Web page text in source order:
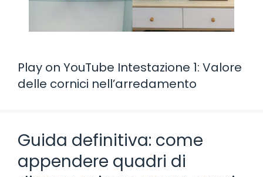
Play on YouTube Intestazione 1: Valore
delle cornici nell’arredamento
Guida definitiva: come
appendere quadri di